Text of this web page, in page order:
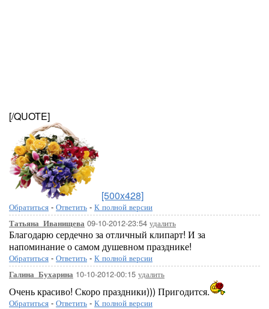
[/QUOTE]
[500x428]
Обратиться - Ответить - К полной версии
Татьяна_Иванищева 09-10-2012-23:54 удалить
Благодарю сердечно за отличный клипарт! И за
напоминание о самом душевном празднике!
Обратиться - Ответить - К полной версии
Галина_Бухарина 10-10-2012-00:15 удалить
Очень красиво! Скоро праздники))) Пригодится.
Обратиться - Ответить - К полной версии